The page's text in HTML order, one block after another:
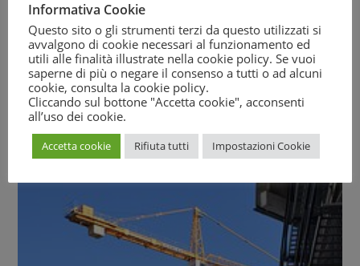
Continue Reading
Informativa Cookie
Questo sito o gli strumenti terzi da questo utilizzati si
avvalgono di cookie necessari al funzionamento ed
utili alle finalità illustrate nella cookie policy. Se vuoi
saperne di più o negare il consenso a tutti o ad alcuni
cookie, consulta la cookie policy.
Cliccando sul bottone "Accetta cookie", acconsenti
all’uso dei cookie.
Accetta cookie Rifiuta tutti Impostazioni Cookie